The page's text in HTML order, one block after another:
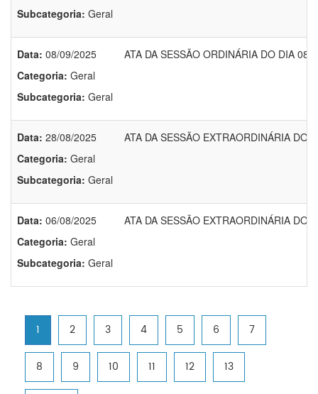
Subcategoria: Geral
Data: 08/09/2025
Categoria: Geral
Subcategoria: Geral
ATA DA SESSÃO ORDINÁRIA DO DIA 08/
Data: 28/08/2025
Categoria: Geral
Subcategoria: Geral
ATA DA SESSÃO EXTRAORDINÁRIA DO
Data: 06/08/2025
Categoria: Geral
Subcategoria: Geral
ATA DA SESSÃO EXTRAORDINÁRIA DO
1 2 3 4 5 6 7
8 9 10 11 12 13